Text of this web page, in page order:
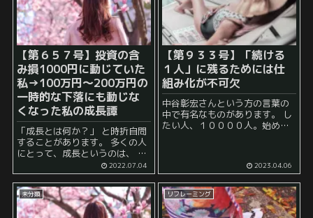
【第６５７号】投資の含
み損1000円に動じていた
私→100万円～200万円の
一時的な下落にも動じな
くなった私の成長譚
「成長とは何か？」 と時折自問
することがあります。 多くの人
にとって、成長というのは、 昨
日はできなかったことが今日は
できるようになった！ というス
キル面の習得を指すことが多い
のかなと感じることの方が多い
かもしれま...
2022.07.04
【第９３３号】「続ける
１人」に残るためには仕
組み化が不可欠
中谷彰宏さんという方の言葉の
中で有名なものがあります。 し
たい人、１００００人。始める
て、ここからは当然 「すなわ
ち、続ける人...
2023.04.06
未分類 リフレーミング